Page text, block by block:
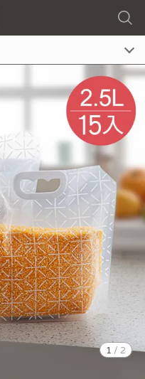
1 / 2